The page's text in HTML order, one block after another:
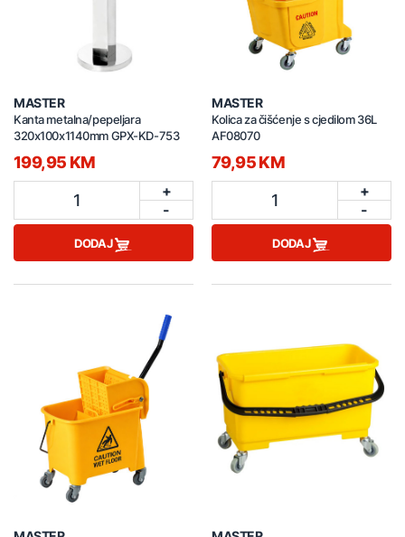
MASTER
Kanta metalna/pepeljara
320x100x1140mm GPX-KD-753
199,95 KM
1
+
-
DODAJ
MASTER
Kolica za čišćenje s cjedilom 36L
AF08070
79,95 KM
1
+
-
DODAJ